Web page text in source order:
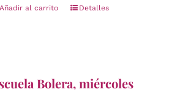
Añadir al carrito Detalles
Bolera, miércoles